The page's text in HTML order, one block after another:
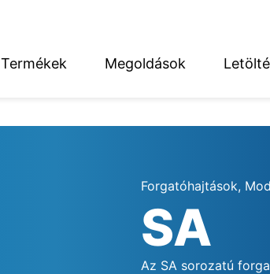
Termékek Megoldások
Deutsch
Forgatóhajtások,
SA
Az SA sorozatú